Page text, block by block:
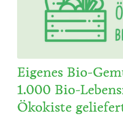
Eigenes Bio-
1.000 Bio-
Ökokiste